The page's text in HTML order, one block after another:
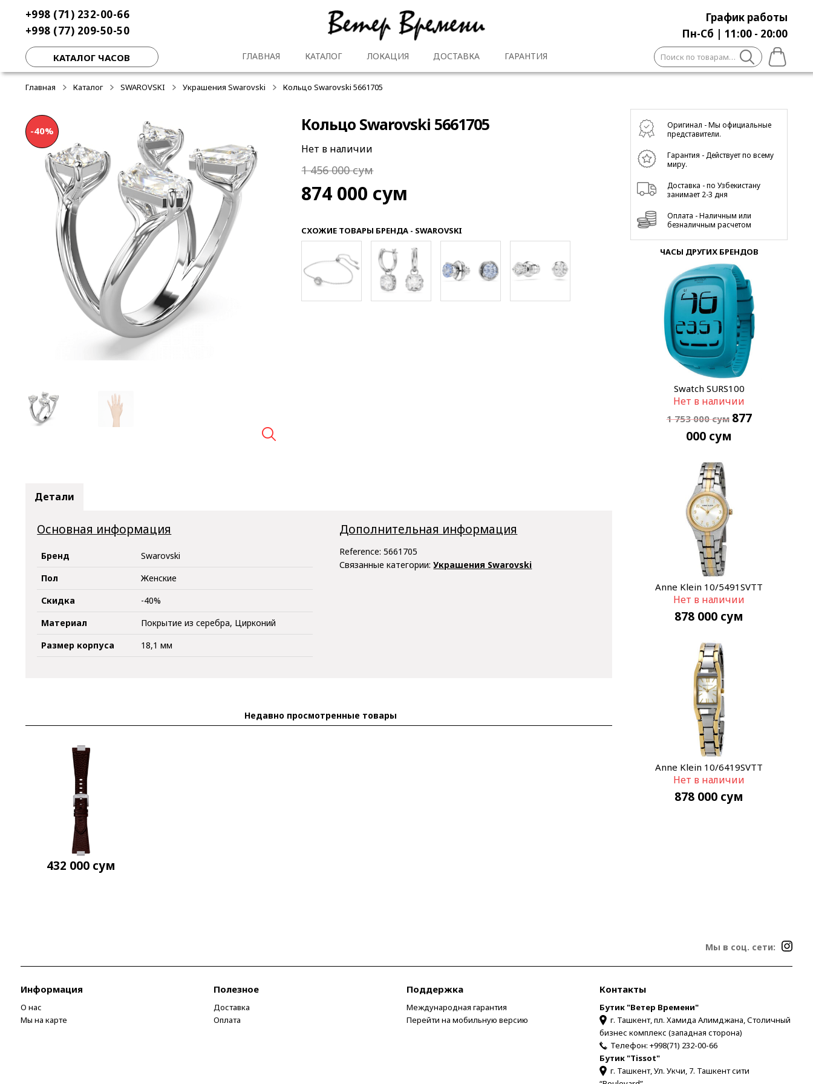
навигации
содержимому
+998 (71) 232-00-66
+998 (77) 209-50-50
График работы
Пн-Сб | 11:00 - 20:00
КАТАЛОГ ЧАСОВ ГЛАВНАЯ КАТАЛОГ ЛОКАЦИЯ ДОСТАВКА ГАРАНТИЯ Искать:
Главная Каталог SWAROVSKI Украшения Swarovski Кольцо Swarovski 5661705
-40% Кольцо Swarovski 5661705
Нет в наличии
1 456 000сум
874 000 сум
СХОЖИЕ ТОВАРЫ БРЕНДА - SWAROVSKI
Детали
Основная информация
Бренд
Swarovski
Пол
Женские
Скидка
-40%
Материал
Покрытие из серебра, Цирконий
Размер корпуса
18,1 мм
Дополнительная информация
Reference:5661705
Связанные категории:Украшения Swarovski
Недавно просмотренные товары
432 000 сум
Оригинал - Мы официальные
представители.
Гарантия - Действует по всему
миру.
Доставка - по Узбекистану
занимает 2-3 дня
Оплата - Наличным или
безналичным расчетом
ЧАСЫ ДРУГИХ БРЕНДОВ
Swatch SURS100
-50%
Нет в наличии
1 753 000сум 877
000 сум
Anne Klein 10/5491SVTT
Нет в наличии
878 000 сум
Anne Klein 10/6419SVTT
Нет в наличии
878 000 сум
Мы в соц. сети:
Информация
О нас
Мы на карте
Полезное
Доставка
Оплата
Поддержка
Международная гарантия
Перейти на мобильную версию
Контакты
Бутик "Ветер Времени"
г. Ташкент, пл. Хамида Алимджана, Столичный
бизнес комплекс (западная сторона)
Телефон: +998(71) 232-00-66
Бутик "Tissot"
г. Ташкент, Ул. Укчи, 7. Ташкент сити